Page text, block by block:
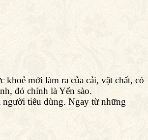
mới làm ra của cải, vật chất, có
đó chính là Yến sào.
tiêu dùng. Ngay từ những